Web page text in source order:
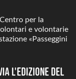
per la
e volontarie
«Passeggini
l'edizione del